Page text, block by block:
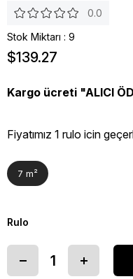
0.0
Stok Miktarı : 9
$139.27
Kargo ücreti "ALICI
Fiyatımız 1 rulo icin
7 m²
Rulo